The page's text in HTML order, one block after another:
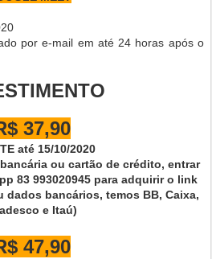
por e-mail em até 24 horas após o
37,90
até 15/10/2020
ou cartão de crédito, entrar
83 993020945 para adquirir o link
dados bancários, temos BB, Caixa,
e Itaú)
47,90